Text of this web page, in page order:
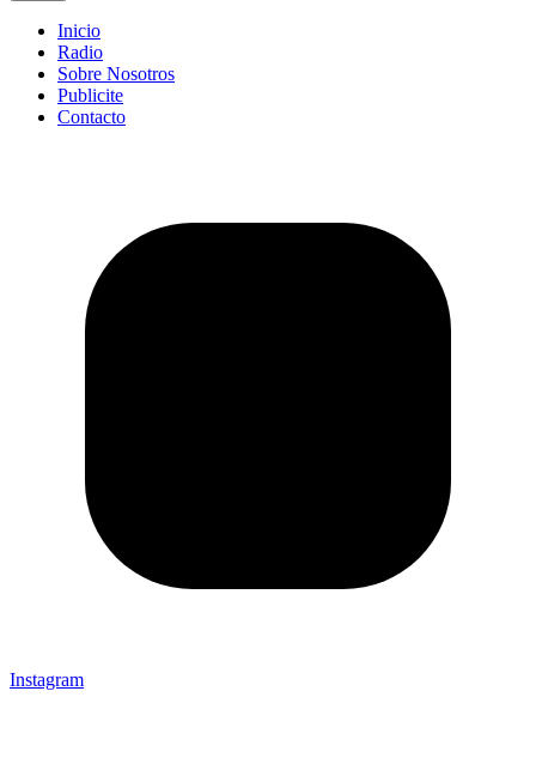
Inicio
Radio
Sobre Nosotros
Publicite
Contacto
Instagram